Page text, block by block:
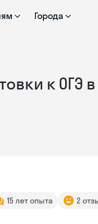
Города
к ОГЭ
15 лет опыта 2